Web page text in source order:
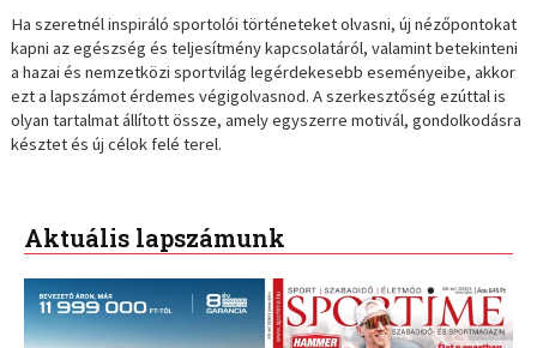
Ha szeretnél inspiráló sportolói történeteket olvasni, új nézőpontokat
kapni az egészség és teljesítmény kapcsolatáról, valamint betekinteni
a hazai és nemzetközi sportvilág legérdekesebb eseményeibe, akkor
ezt a lapszámot érdemes végigolvasnod. A szerkesztőség ezúttal is
olyan tartalmat állított össze, amely egyszerre motivál, gondolkodásra
késztet és új célok felé terel.
Aktuális lapszámunk